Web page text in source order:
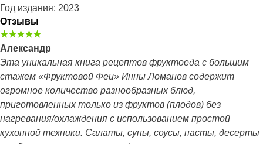
Год издания: 2023
Отзывы
★★★★★
Александр
Эта уникальная книга рецептов фруктоеда с большим
стажем «Фруктовой Феи» Инны Ломанов содержит
огромное количество разнообразных блюд,
приготовленных только из фруктов (плодов) без
нагревания/охлаждения с использованием простой
кухонной техники. Салаты, супы, соусы, пасты, десерты